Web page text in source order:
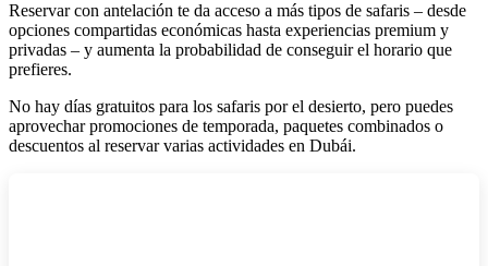
Reservar con antelación te da acceso a más tipos de safaris – desde
opciones compartidas económicas hasta experiencias premium y
privadas – y aumenta la probabilidad de conseguir el horario que
prefieres.
No hay días gratuitos para los safaris por el desierto, pero puedes
aprovechar promociones de temporada, paquetes combinados o
descuentos al reservar varias actividades en Dubái.